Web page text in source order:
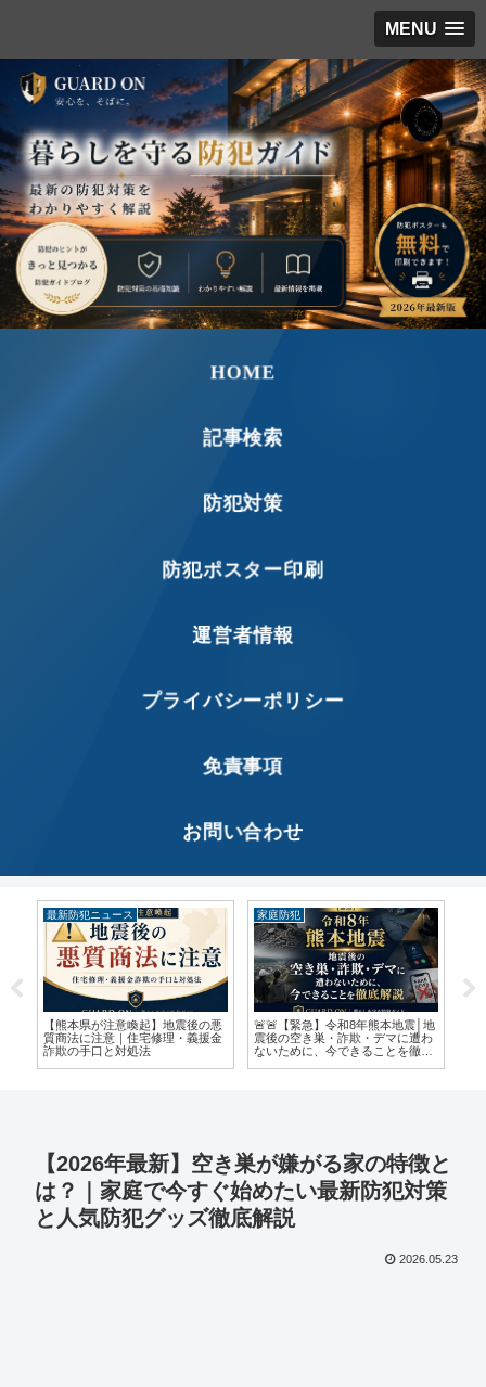
MENU
HOME
記事検索
防犯対策
防犯ポスター印刷
運営者情報
プライバシーポリシー
免責事項
お問い合わせ
最新防犯ニュース
【熊本県が注意喚起】地震後の悪
質商法に注意｜住宅修理・義援金
詐欺の手口と対処法
家庭防犯
🚨🚨【緊急】令和8年熊本地震│地
震後の空き巣・詐欺・デマに遭わ
ないために、今できることを徹底
【2026年最新】空き巣が嫌がる家の特徴と
は？｜家庭で今すぐ始めたい最新防犯対策
と人気防犯グッズ徹底解説
2026.05.23